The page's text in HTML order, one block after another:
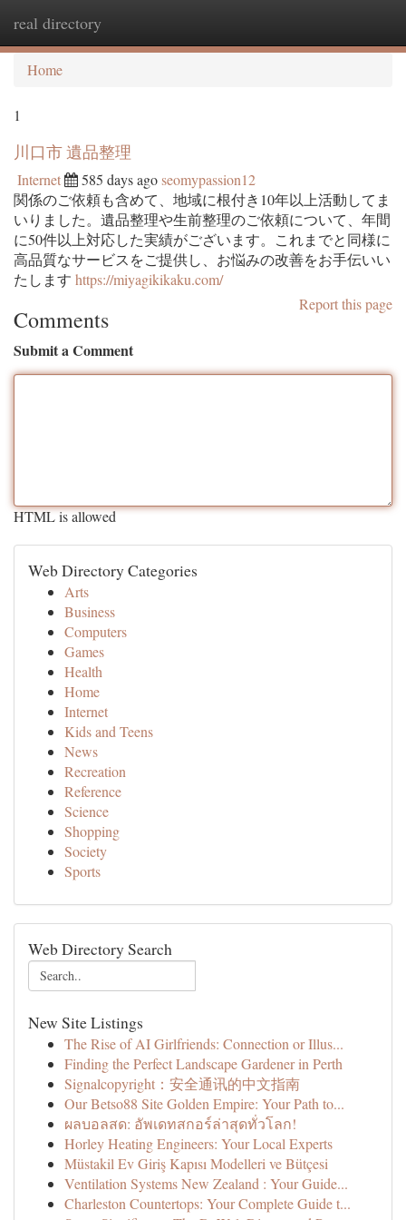
real directory
Home
1
川口市 遺品整理
Internet 585 days agoseomypassion12
関係のご依頼も含めて、地域に根付き10年以上活動してま
いりました。遺品整理や生前整理のご依頼について、年間
に50件以上対応した実績がございます。これまでと同様に
高品質なサービスをご提供し、お悩みの改善をお手伝いい
たします https://miyagikikaku.com/
Report this page
Comments
Submit a Comment
HTML is allowed
Web Directory Categories
Arts
Business
Computers
Games
Health
Home
Internet
Kids and Teens
News
Recreation
Reference
Science
Shopping
Society
Sports
Web Directory Search
New Site Listings
The Rise of AI Girlfriends: Connection or Illus...
Finding the Perfect Landscape Gardener in Perth
Signalcopyright：安全通讯的中文指南
Our Betso88 Site Golden Empire: Your Path to...
ผลบอลสด: อัพเดทสกอร์ล่าสุดทั่วโลก!
Horley Heating Engineers: Your Local Experts
Müstakil Ev Giriş Kapısı Modelleri ve Bütçesi
Ventilation Systems New Zealand : Your Guide...
Charleston Countertops: Your Complete Guide t...